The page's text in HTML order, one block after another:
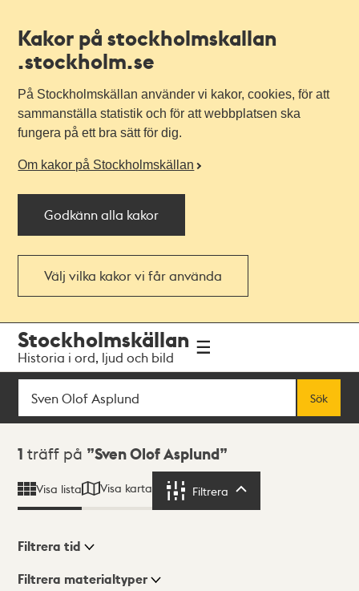
Kakor på stockholmskallan
.stockholm.se
På Stockholmskällan använder vi kakor, cookies, för att
sammanställa statistik och för att webbplatsen ska
fungera på ett bra sätt för dig.
Om kakor på Stockholmskällan
Godkänn alla kakor
Välj vilka kakor vi får använda
navigationen
huvudinnehållet
Stockholmskällan
Historia i ord, ljud och bild
Sök
Sök
Sökresultat
1 träff på Sven Olof Asplund
Visa lista Visa karta Filtrera
Visningsläge
Filtrera tid
Filtrera materialtyper